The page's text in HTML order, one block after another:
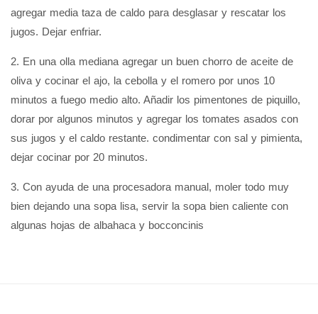
agregar media taza de caldo para desglasar y rescatar los
jugos. Dejar enfriar.
2. En una olla mediana agregar un buen chorro de aceite de
oliva y cocinar el ajo, la cebolla y el romero por unos 10
minutos a fuego medio alto. Añadir los pimentones de piquillo,
dorar por algunos minutos y agregar los tomates asados con
sus jugos y el caldo restante. condimentar con sal y pimienta,
dejar cocinar por 20 minutos.
3. Con ayuda de una procesadora manual, moler todo muy
bien dejando una sopa lisa, servir la sopa bien caliente con
algunas hojas de albahaca y bocconcinis